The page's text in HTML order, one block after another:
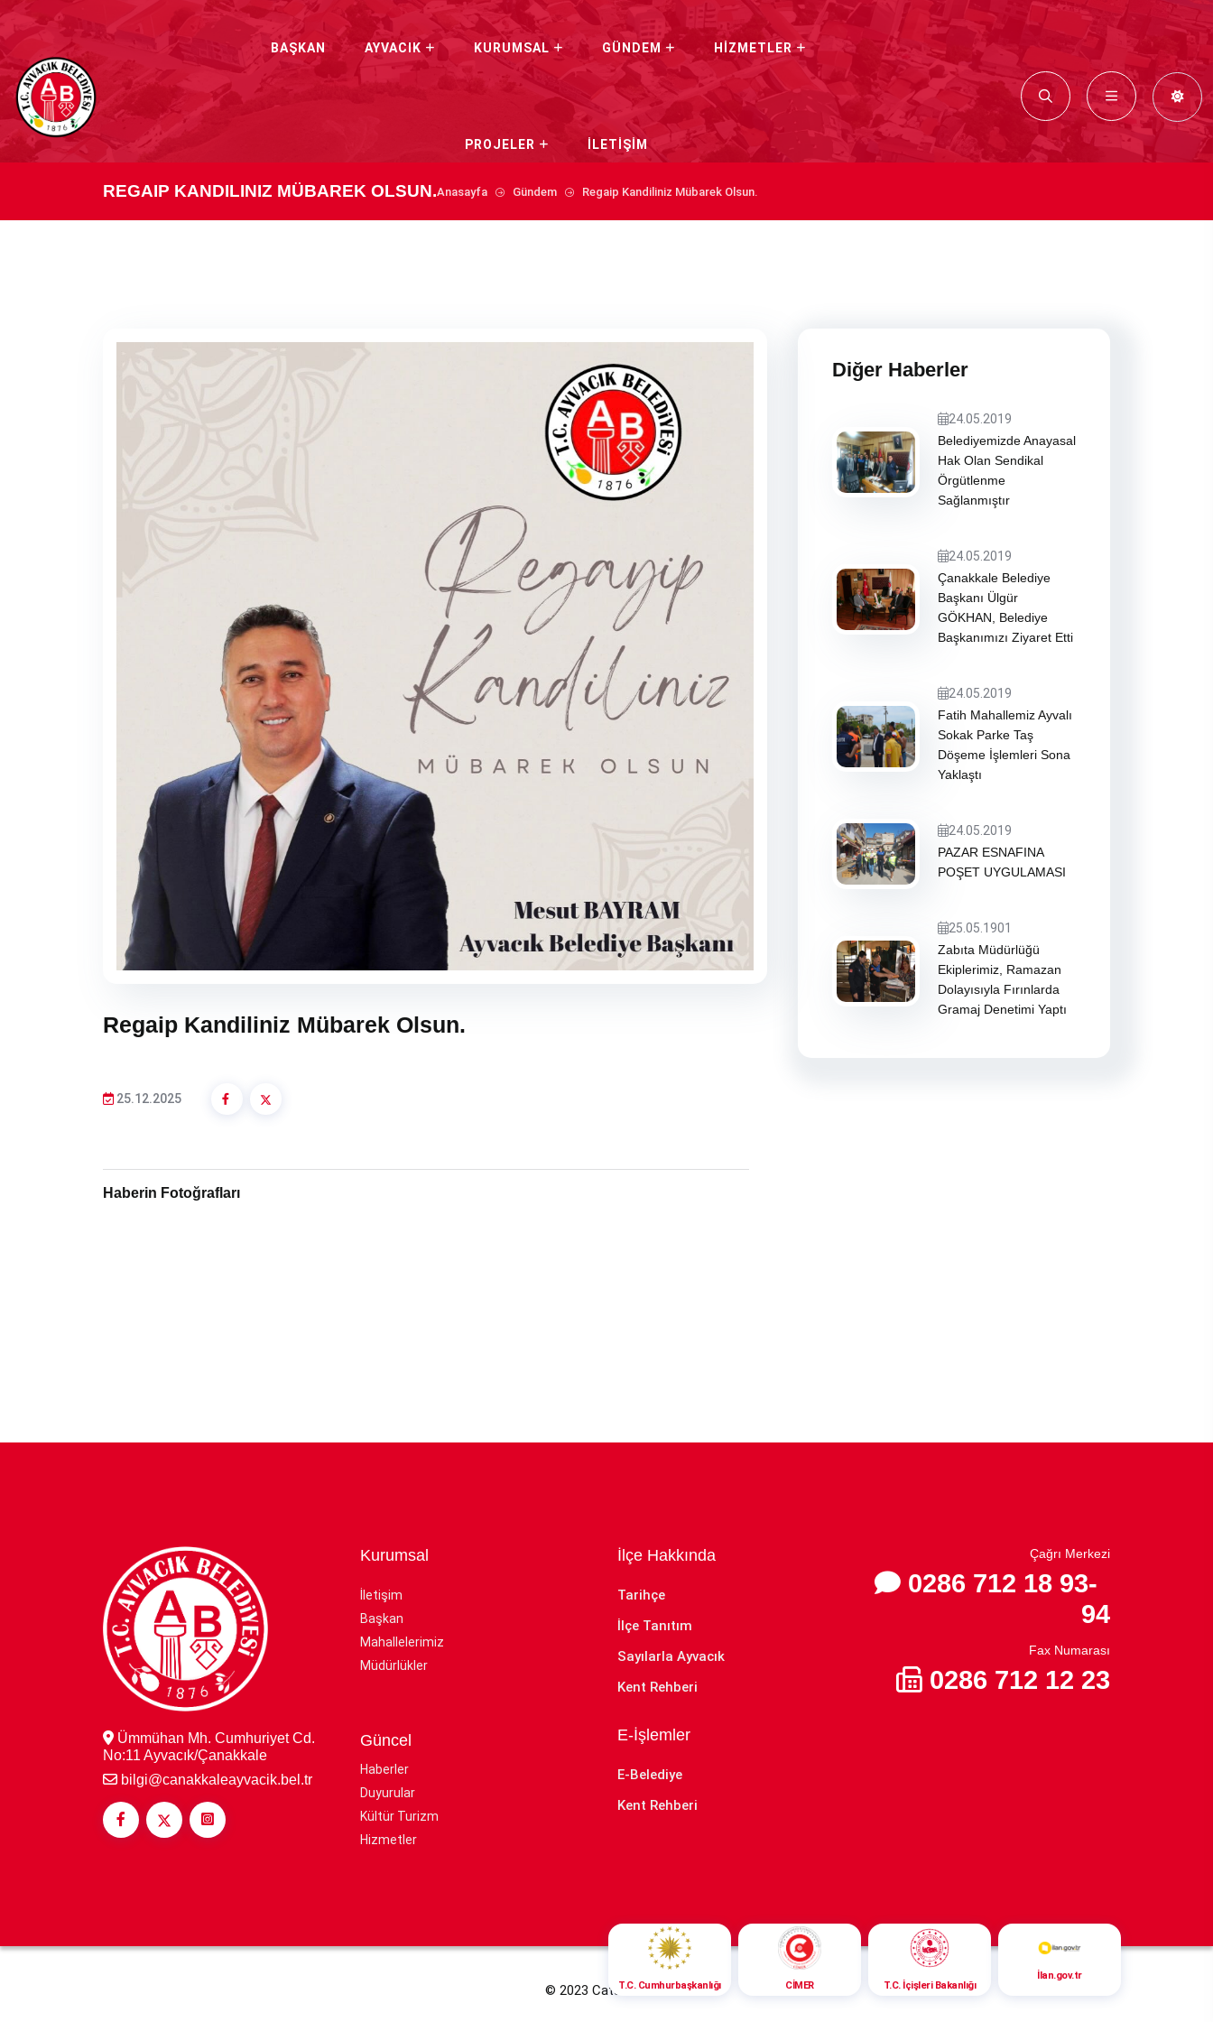
BAŞKAN AYVACIK KURUMSAL GÜNDEM HİZMETLER
PROJELER İLETİŞİM
REGAIP KANDILINIZ MÜBAREK OLSUN.Anasayfa Gündem Regaip Kandiliniz Mübarek Olsun.
Regaip Kandiliniz Mübarek Olsun.
25.12.2025
Haberin Fotoğrafları
Diğer Haberler
24.05.2019
Belediyemizde Anayasal
Hak Olan Sendikal
Örgütlenme
Sağlanmıştır
24.05.2019
Çanakkale Belediye
Başkanı Ülgür
GÖKHAN, Belediye
Başkanımızı Ziyaret Etti
24.05.2019
Fatih Mahallemiz Ayvalı
Sokak Parke Taş
Döşeme İşlemleri Sona
Yaklaştı
24.05.2019
PAZAR ESNAFINA
POŞET UYGULAMASI
25.05.1901
Zabıta Müdürlüğü
Ekiplerimiz, Ramazan
Dolayısıyla Fırınlarda
Gramaj Denetimi Yaptı
Ümmühan Mh. Cumhuriyet Cd.
No:11 Ayvacık/Çanakkale
bilgi@canakkaleayvacik.bel.tr
Kurumsal
İletişim
Başkan
Mahallelerimiz
Müdürlükler
Güncel
Haberler
Duyurular
Kültür Turizm
Hizmetler
İlçe Hakkında
Tarihçe
İlçe Tanıtım
Sayılarla Ayvacık
Kent Rehberi
E-İşlemler
E-Belediye
Kent Rehberi
Çağrı Merkezi
0286 712 18 93-
94
Fax Numarası
0286 712 12 23
T.C. Cumhurbaşkanlığı CİMER T.C. İçişleri Bakanlığı
İlan.gov.tr
© 2023 Cats Yazılım.